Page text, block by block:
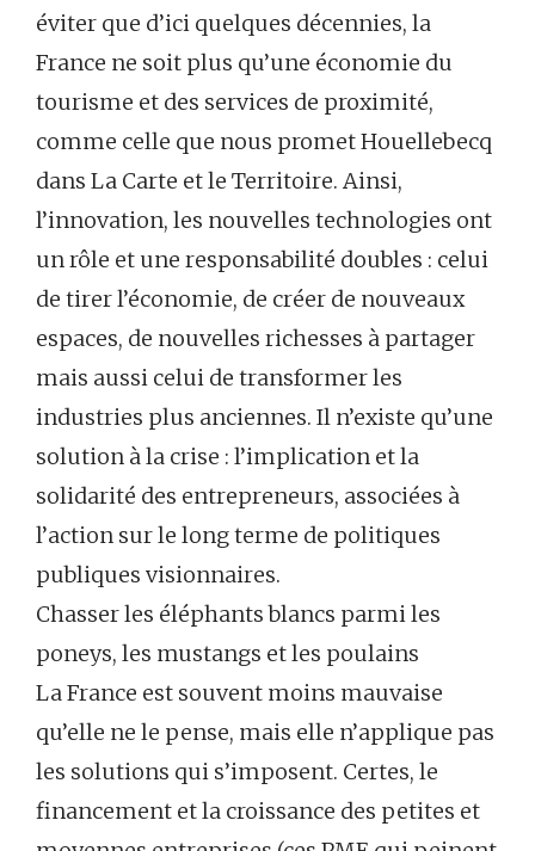
éviter que d’ici quelques décennies, la
France ne soit plus qu’une économie du
tourisme et des services de proximité,
comme celle que nous promet Houellebecq
dans La Carte et le Territoire. Ainsi,
l’innovation, les nouvelles technologies ont
un rôle et une responsabilité doubles : celui
de tirer l’économie, de créer de nouveaux
espaces, de nouvelles richesses à partager
mais aussi celui de transformer les
industries plus anciennes. Il n’existe qu’une
solution à la crise : l’implication et la
solidarité des entrepreneurs, associées à
l’action sur le long terme de politiques
publiques visionnaires.
Chasser les éléphants blancs parmi les
poneys, les mustangs et les poulains
La France est souvent moins mauvaise
qu’elle ne le pense, mais elle n’applique pas
les solutions qui s’imposent. Certes, le
financement et la croissance des petites et